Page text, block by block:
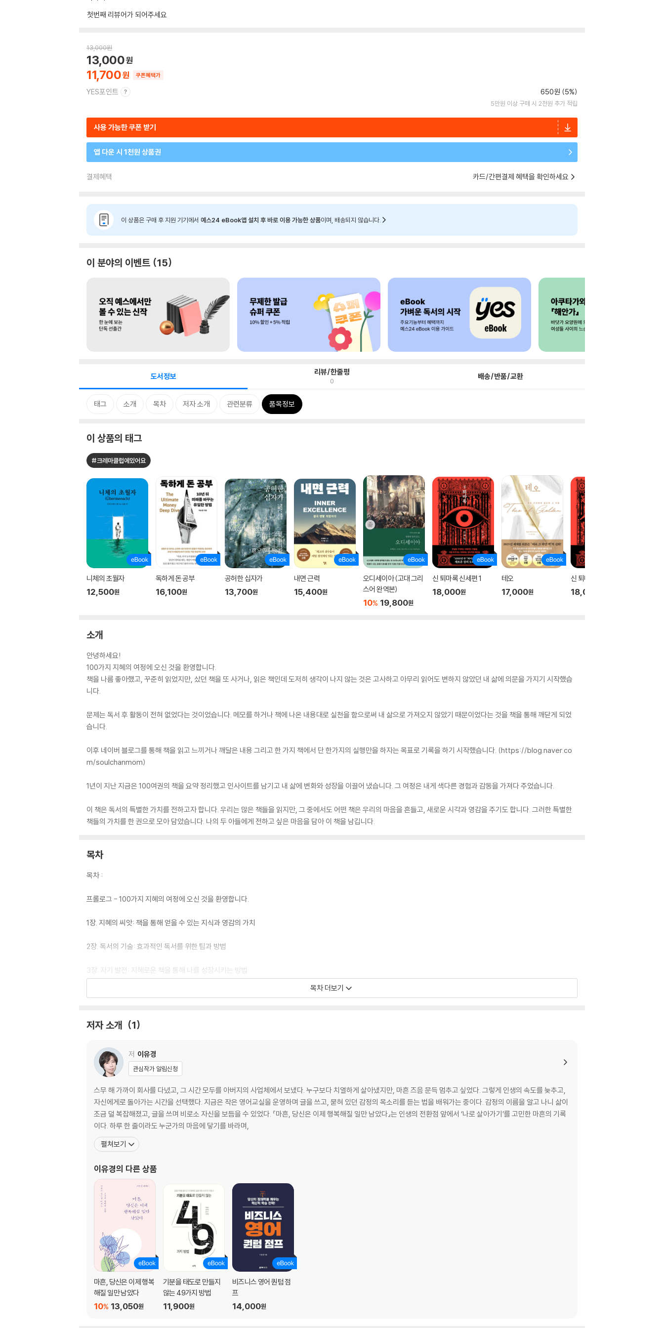
첫번째 리뷰어가 되어주세요
13,000원
11,700
13,000
쿠폰혜택가
YES포인트 650원 (5%)
5만원 이상 구매 시 2천원 추가 적립
사용 가능한 쿠폰 받기
앱 다운 시 1천원 상품권
결제혜택 카드/간편결제 혜택을 확인하세요
이 상품은 구매 후 지원 기기에서 예스24 eBook앱 설치 후 바로 이용 가능한 상품이며, 배송되지 않습니다.
이 분야의 이벤트 15
도서정보 리뷰/한줄평
0 배송/반품/교환
태그 소개 목차 저자 소개 관련분류 품목정보
이 상품의 태그
#크레마클럽에있어요
니체의 초월자
12,500원
독하게 돈 공부
16,100원
공허한 십자가
13,700원
내면 근력
15,400원
오디세이아 (고대 그리
스어 완역본)
10% 19,800원
신 퇴마록 신세편 1
18,000원
테오
17,000원
신 퇴마록 신세편 3
18,000
소개
안녕하세요!
100가지 지혜의 여정에 오신 것을 환영합니다.
책을 나름 좋아했고, 꾸준히 읽었지만, 샀던 책을 또 사거나, 읽은 책인데 도저히 생각이 나지 않는 것은 고사하고 아무리 읽어도 변하지 않았던 내 삶에 의문을 가지기 시작했습
니다.
문제는 독서 후 활동이 전혀 없었다는 것이었습니다. 메모를 하거나 책에 나온 내용대로 실천을 함으로써 내 삶으로 가져오지 않았기 때문이었다는 것을 책을 통해 깨닫게 되었
습니다.
이후 네이버 블로그를 통해 책을 읽고 느끼거나 깨달은 내용 그리고 한 가지 책에서 단 한가지의 실행만을 하자는 목표로 기록을 하기 시작했습니다. (https://blog.naver.co
m/soulchanmom)
1년이 지난 지금은 100여권의 책을 요약 정리했고 인사이트를 남기고 내 삶에 변화와 성장을 이끌어 냈습니다. 그 여정은 내게 색다른 경험과 감동을 가져다 주었습니다.
이 책은 독서의 특별한 가치를 전하고자 합니다. 우리는 많은 책들을 읽지만, 그 중에서도 어떤 책은 우리의 마음을 흔들고, 새로운 시각과 영감을 주기도 합니다. 그러한 특별한
책들의 가치를 한 권으로 모아 담았습니다. 나의 두 아들에게 전하고 싶은 마음을 담아 이 책을 남깁니다.
목차
목차 :
프롤로그 - 100가지 지혜의 여정에 오신 것을 환영합니다.
1장. 지혜의 씨앗: 책을 통해 얻을 수 있는 지식과 영감의 가치
2장. 독서의 기술: 효과적인 독서를 위한 팁과 방법
3장. 자기 발전: 지혜로운 책을 통해 나를 성장시키는 방법
7장. 창의성과 인사이트: 다양한 책을 통해 창의성과 통찰력을 발전시키는 방법
8장. 지혜의 실천: 읽은 지식을 행동으로 옮기고 현실에서 삶을 개선하는 방법
에필로그 - 100가지 지혜의 총정리와 끝나지 않는 독서의 여정
목차 더보기
저자 소개 1
저 이유경
관심작가 알림신청
스무 해 가까이 회사를 다녔고, 그 시간 모두를 아버지의 사업체에서 보냈다. 누구보다 치열하게 살아냈지만, 마흔 즈음 문득 멈추고 싶었다. 그렇게 인생의 속도를 늦추고,
자신에게로 돌아가는 시간을 선택했다. 지금은 작은 영어교실을 운영하며 글을 쓰고, 묻혀 있던 감정의 목소리를 듣는 법을 배워가는 중이다. 감정의 이름을 알고 나니 삶이
조금 덜 복잡해졌고, 글을 쓰며 비로소 자신을 보듬을 수 있었다. 『마흔, 당신은 이제 행복해질 일만 남았다』는 인생의 전환점 앞에서 ‘나로 살아가기’를 고민한 마흔의 기록
이다. 하루 한 줄이라도 누군가의 마음에 닿기를 바라며,
펼쳐보기
이유경의 다른 상품
마흔, 당신은 이제 행복
해질 일만 남았다
13,050원
10%
기분을 태도로 만들지
않는 49가지 방법
11,900원
비즈니스 영어 퀀텀 점
프
14,000원